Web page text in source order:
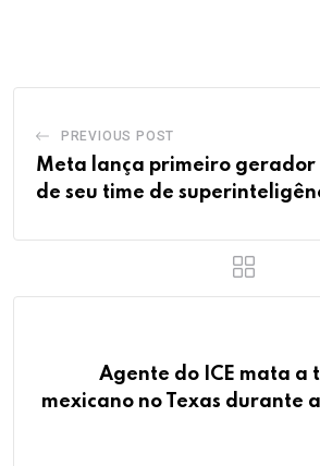
PREVIOUS POST
Meta lança primeiro gerador
de seu time de
Agente do ICE mata a
mexicano no Texas durante